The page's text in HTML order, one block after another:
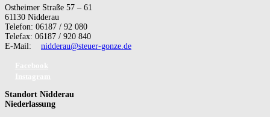
Ostheimer Straße 57 – 61
61130 Nidderau
Telefon: 06187 / 92 080
Telefax: 06187 / 920 840
E-Mail: nidderau@steuer-gonze.de
Standort Nidderau
Niederlassung